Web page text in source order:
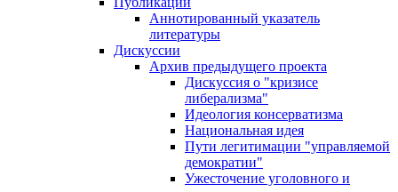
Аннотированный указатель
литературы
Дискуссии
Архив предыдущего проекта
Дискуссия о "кризисе
либерализма"
Идеология консерватизма
Национальная идея
Пути легитимации "управляемой
демократии"
Ужесточение уголовного и